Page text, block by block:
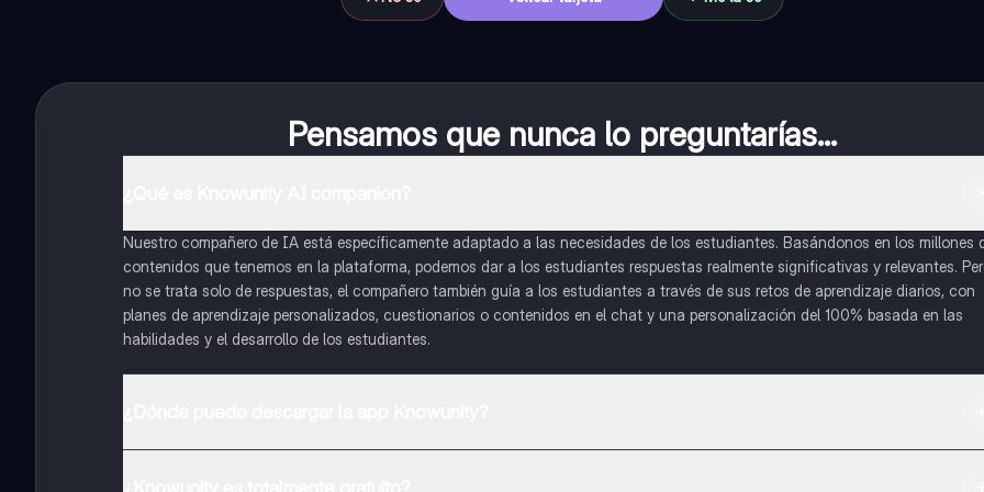
Pensamos que nunca lo preguntarías...
Nuestro compañero de IA está específicamente adaptado a las necesidades de los estudiantes. Basándonos en los millones
contenidos que tenemos en la plataforma, podemos dar a los estudiantes respuestas realmente significativas y relevantes.
no se trata solo de respuestas, el compañero también guía a los estudiantes a través de sus retos de aprendizaje diarios, con
planes de aprendizaje personalizados, cuestionarios o contenidos en el chat y una personalización del 100% basada en las
habilidades y el desarrollo de los estudiantes.